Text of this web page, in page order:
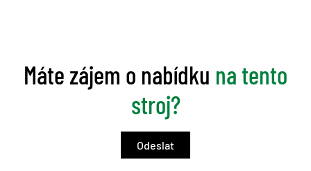
Máte zájem o nabídku na tento
stroj?